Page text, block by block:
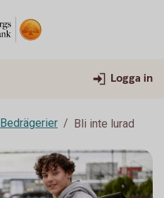
Logga in
Bedrägerier Bli inte lurad